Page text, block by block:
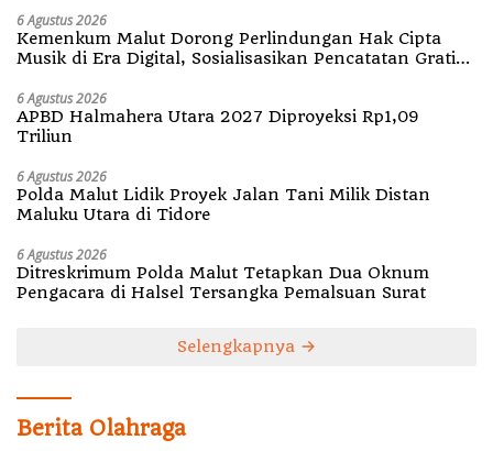
6 Agustus 2026
Kemenkum Malut Dorong Perlindungan Hak Cipta
Musik di Era Digital, Sosialisasikan Pencatatan Gratis
6 Agustus 2026
APBD Halmahera Utara 2027 Diproyeksi Rp1,09
Triliun
6 Agustus 2026
Polda Malut Lidik Proyek Jalan Tani Milik Distan
Maluku Utara di Tidore
6 Agustus 2026
Ditreskrimum Polda Malut Tetapkan Dua Oknum
Pengacara di Halsel Tersangka Pemalsuan Surat
Selengkapnya
Berita Olahraga